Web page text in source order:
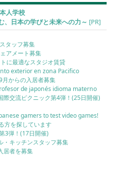
人学校
、日本の学びと未来への力～ [PR]
タッフ募集
アメート募集
に最適なスタジオ賃貸
exterior en zona Pacifico
月からの入居者募集
de japonés idioma materno
際交流ピクニック第4弾！(25日開催)
gamers to test video games!
方を探しています
3弾！(17日開催)
・キッチンスタッフ募集
居者を募集